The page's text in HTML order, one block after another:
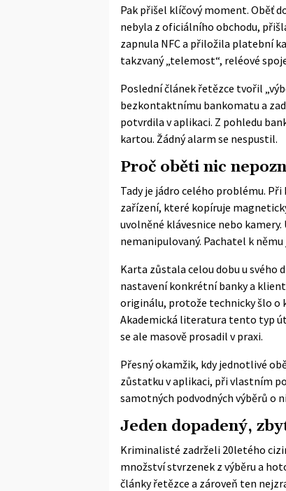
Pak přišel klíčový moment. Oběť
nebyla z oficiálního obchodu,
zapnula NFC a přiložila platební
takzvaný „telemost“, reléové
Poslední článek řetězce tvořil
bezkontaktnímu bankomatu a
potvrdila v aplikaci. Z pohledu
kartou. Žádný alarm se nespustil.
Proč oběti nic
Tady je jádro celého problému.
zařízení, které kopíruje
uvolněné klávesnice nebo
nemanipulovaný. Pachatel k
Karta zůstala celou dobu u svého
nastavení konkrétní banky a
originálu, protože technicky šlo o
Akademická literatura tento typ
se ale masově prosadil v praxi.
Přesný okamžik, kdy jednotlivé
zůstatku v aplikaci, při vlastním
samotných podvodných výběrů o
Jeden dopadený,
Kriminalisté zadrželi 20letého
množství stvrzenek z výběru a
články řetězce a zároveň ten